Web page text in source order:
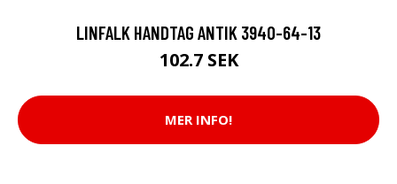
LINFALK HANDTAG ANTIK 3940-64-13
102.7 SEK
MER INFO!